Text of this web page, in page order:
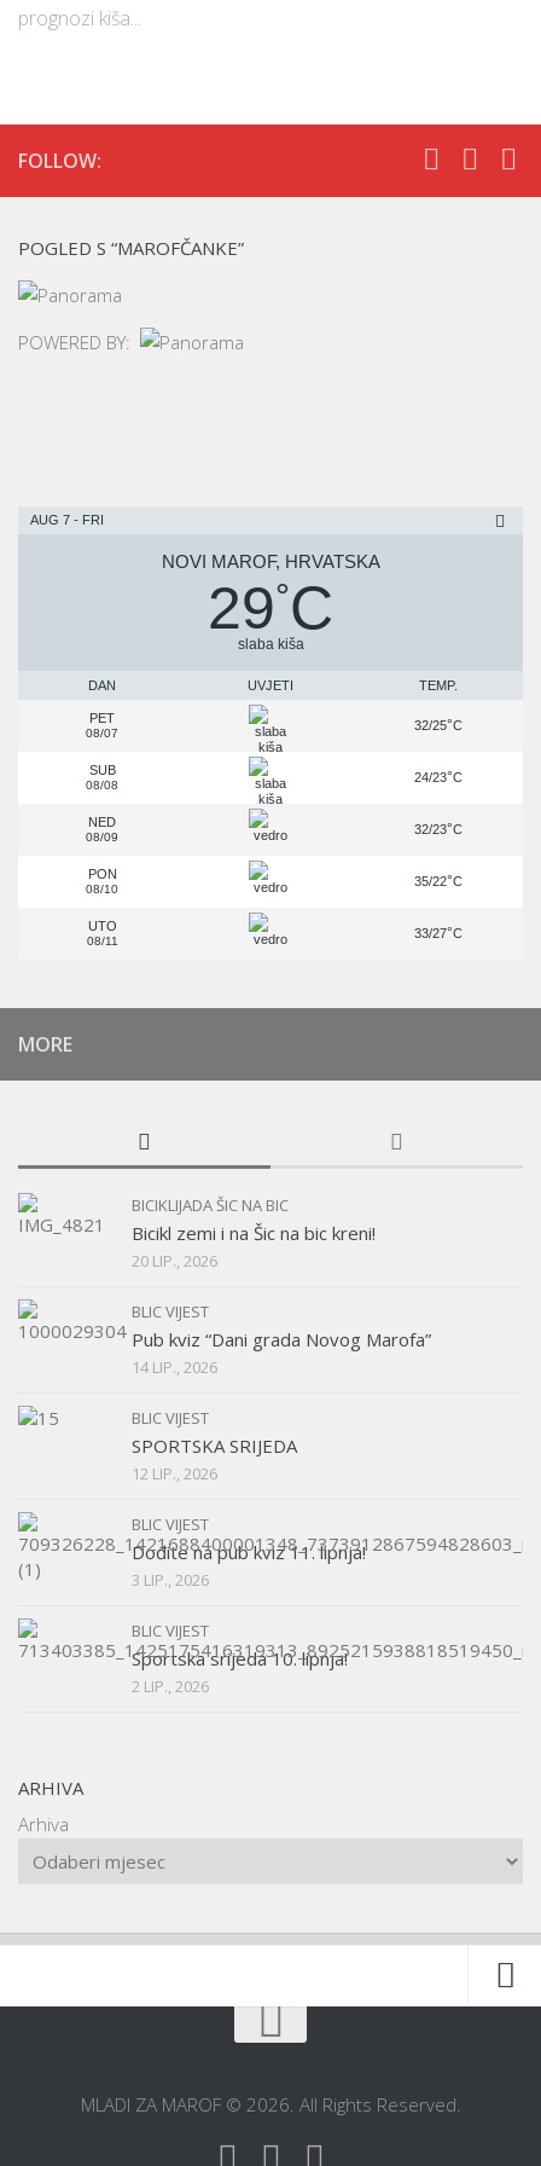
prognozi kiša...
FOLLOW:
POGLED S “MAROFČANKE”
POWERED BY:
AUG 7 - FRI
NOVI MAROF, HRVATSKA
29°C
slaba kiša
DAN UVJETI TEMP.
PET
08/07
32/25°C
SUB
08/08
24/23°C
NED
08/09
32/23°C
PON
08/10
35/22°C
UTO
08/11
33/27°C
MORE
BICIKLIJADA ŠIC NA BIC
Bicikl zemi i na Šic na bic kreni!
20 LIP., 2026
BLIC VIJEST
Pub kviz “Dani grada Novog Marofa”
14 LIP., 2026
BLIC VIJEST
SPORTSKA SRIJEDA
12 LIP., 2026
BLIC VIJEST
Dođite na pub kviz 11. lipnja!
3 LIP., 2026
BLIC VIJEST
Sportska srijeda 10. lipnja!
2 LIP., 2026
ARHIVA
Arhiva
O gradu
MLADI ZA MAROF © 2026. All Rights Reserved.